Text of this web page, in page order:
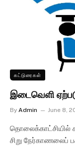
கட்டுரைகள்
இடைவெளி
By Admin June 8,
தொலைக்காட்சியில்
சிறு நேர்காணலைப்